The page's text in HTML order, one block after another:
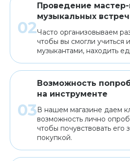
Проведение мастер-
музыкальных
Часто организовываем
чтобы вы смогли учиться
музыкантами, находить
Возможность
на инструменте
В нашем магазине даем
возможность лично
чтобы почувствовать его
покупкой.